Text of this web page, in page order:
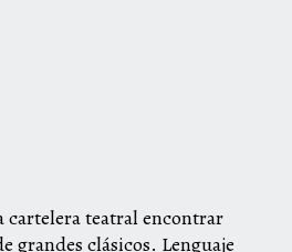
cartelera teatral encontrar
grandes clásicos. Lenguaje